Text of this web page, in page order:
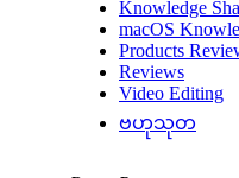
Knowledge
macOS
Products
Reviews
Video Editing
ဗဟုသုတ